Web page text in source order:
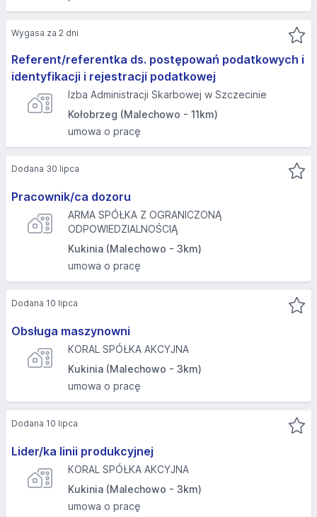
Referent/referentka ds. postępowań podatkowych i
identyfikacji i rejestracji podatkowej
Izba Administracji Skarbowej w Szczecinie
Kołobrzeg (Malechowo - 11km)
umowa o pracę
Wygasa za 2 dni
Pracownik/ca dozoru
ARMA SPÓŁKA Z OGRANICZONĄ
ODPOWIEDZIALNOŚCIĄ
Kukinia (Malechowo - 3km)
umowa o pracę
Dodana 30 lipca
Obsługa maszynowni
KORAL SPÓŁKA AKCYJNA
Kukinia (Malechowo - 3km)
umowa o pracę
Dodana 10 lipca
Lider/ka linii produkcyjnej
KORAL SPÓŁKA AKCYJNA
Kukinia (Malechowo - 3km)
umowa o pracę
Dodana 10 lipca